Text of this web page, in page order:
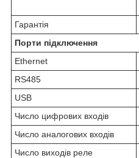
Гарантія
Порти підключення
Ethernet
RS485
USB
Число цифрових входів
Число аналогових входів
Число виходів реле